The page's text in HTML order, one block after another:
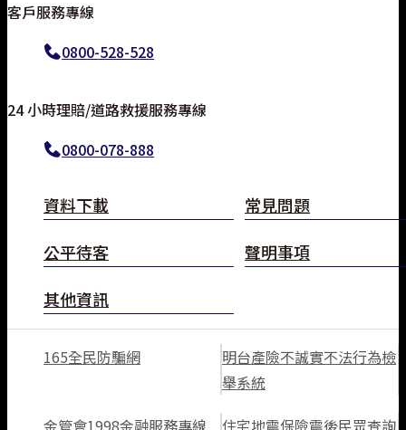
客戶服務專線
0800-528-528
24 小時理賠/道路救援服務專線
0800-078-888
資料下載
常見問題
公平待客
聲明事項
其他資訊
165全民防騙網
明台產險不誠實不法行為檢
舉系統
金管會1998金融服務專線
住宅地震保險震後民眾查詢